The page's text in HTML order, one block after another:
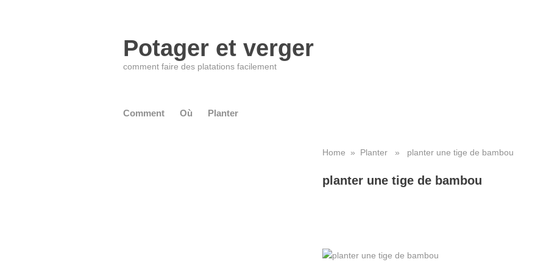
Potager et verger
comment faire des platations facilement
Comment Où Planter
Home » Planter» planter une tige de bambou
planter une tige de bambou